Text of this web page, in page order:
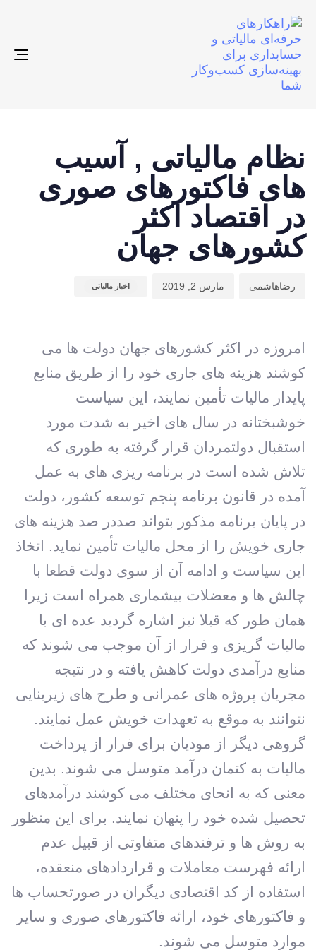
نظام مالیاتی , آسیب
های فاکتورهای صوری
در اقتصاد اکثر
کشورهای جهان
رضاهاشمی مارس 2, 2019 اخبار مالیاتی
امروزه در اکثر کشورهای جهان دولت ها می
کوشند هزینه های جاری خود را از طریق منابع
پایدار مالیات تأمین نمایند، این سیاست
خوشبختانه در سال های اخیر به شدت مورد
استقبال دولتمردان قرار گرفته به طوری که
تلاش شده است در برنامه ریزی های به عمل
آمده در قانون برنامه پنجم توسعه کشور، دولت
در پایان برنامه مذکور بتواند صددر صد هزینه های
جاری خویش را از محل مالیات تأمین نماید. اتخاذ
این سیاست و ادامه آن از سوی دولت قطعا با
چالش ها و معضلات بیشماری همراه است زیرا
همان طور که قبلا نیز اشاره گردید عده ای با
مالیات گریزی و فرار از آن موجب می شوند که
منابع درآمدی دولت کاهش یافته و در نتیجه
مجریان پروژه های عمرانی و طرح های زیربنایی
نتوانند به موقع به تعهدات خویش عمل نمایند.
گروهی دیگر از مودیان برای فرار از پرداخت
مالیات به کتمان درآمد متوسل می شوند. بدین
معنی که به انحای مختلف می کوشند درآمدهای
تحصیل شده خود را پنهان نمایند. برای این منظور
به روش ها و ترفندهای متفاوتی از قبیل عدم
ارائه فهرست معاملات و قراردادهای منعقده،
استفاده از کد اقتصادی دیگران در صورتحساب ها
و فاکتورهای خود، ارائه فاکتورهای صوری و سایر
موارد متوسل می شوند.